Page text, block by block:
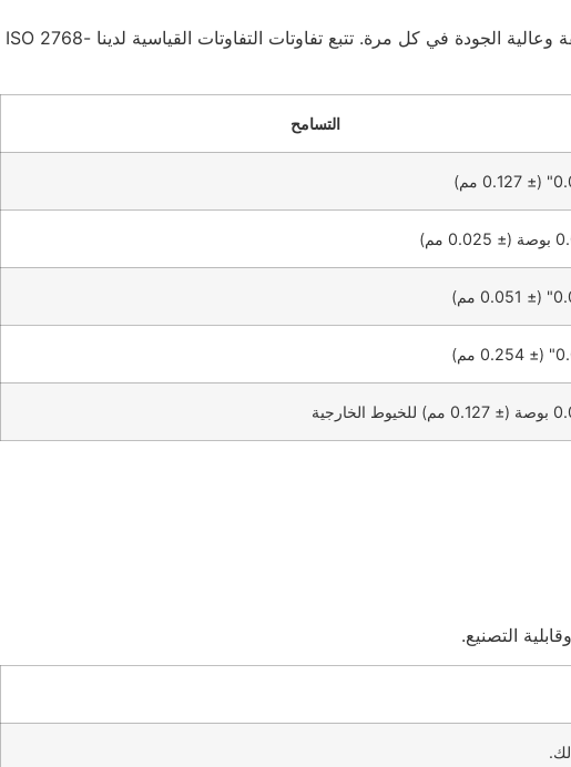
تضمن TUOWEI Precision الدقة من خلال معايير تفاوت صارمة للتفريز باستخدام الحاسب الآلي (CNC)، مما يوفر قطعًا متسقة وعالية الجودة في كل مرة. تتبع تفاوتات التفاوتات القياسية لدينا ISO 2768-
التسامح